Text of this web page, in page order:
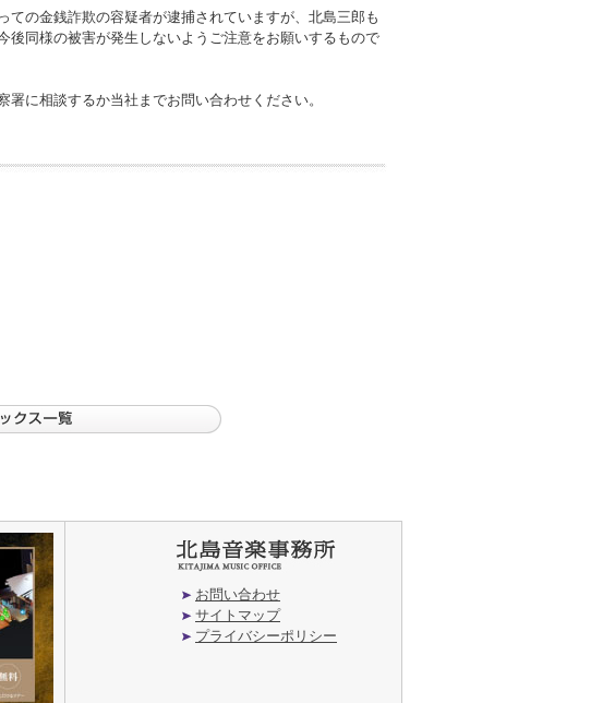
の金銭詐欺の容疑者が逮捕されていますが、北島三郎も
同様の被害が発生しないようご注意をお願いするもので
に相談するか当社までお問い合わせください。
お問い合わせ
サイトマップ
プライバシーポリシー